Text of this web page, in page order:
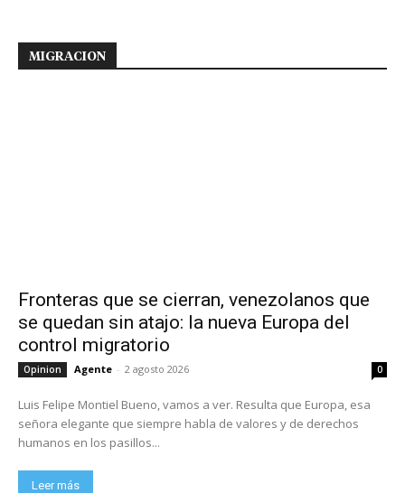
MIGRACION
Fronteras que se cierran, venezolanos que
se quedan sin atajo: la nueva Europa del
control migratorio
Opinion Agente - 2 agosto 2026 0
Luis Felipe Montiel Bueno, vamos a ver. Resulta que Europa, esa
señora elegante que siempre habla de valores y de derechos
humanos en los pasillos...
Leer más